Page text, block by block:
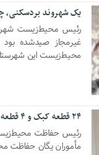
یک شهروند بردسکنی،
رئیس محیط‌زیست
غیرمجاز صیدشده
محیط‌زیست این
۲۴ قطعه کبک و ۴ قطعه قرقاول از بازار پرندگان کاشمر کشف شد
مأموران یگان حفاظت